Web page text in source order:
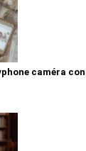
caméra